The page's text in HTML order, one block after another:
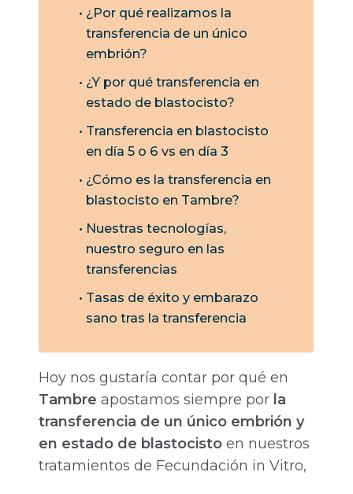
¿Por qué realizamos la
transferencia de un único
embrión?
¿Y por qué transferencia en
estado de blastocisto?
Transferencia en blastocisto
en día 5 o 6 vs en día 3
¿Cómo es la transferencia en
blastocisto en Tambre?
Nuestras tecnologías,
nuestro seguro en las
transferencias
Tasas de éxito y embarazo
sano tras la transferencia
Hoy nos gustaría contar por qué en
Tambre apostamos siempre por la
transferencia de un único embrión y
en estado de blastocisto en nuestros
tratamientos de Fecundación in Vitro,